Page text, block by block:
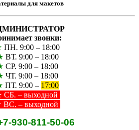
для макетов
звонки:
ПН. 9:00 – 18:00
ВТ. 9:00 – 18:00
СР. 9:00 – 18:00
ЧТ. 9:00 – 18:00
ПТ. 9:00 – 17:00
СБ. – выходной
ВС. – выходной
930-811-50-06